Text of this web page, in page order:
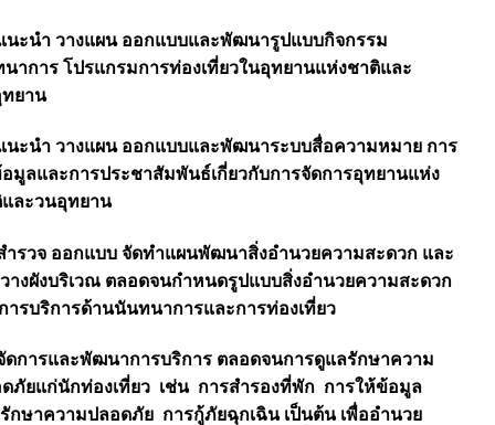
นะนำ วางแผน ออกแบบและพัฒนารูปแบบกิจกรรม
าการ โปรแกรมการท่องเที่ยวในอุทยานแห่งชาติและ
ยาน
นะนำ วางแผน ออกแบบและพัฒนาระบบสื่อความหมาย การ
มูลและการประชาสัมพันธ์เกี่ยวกับการจัดการอุทยานแห่ง
ละวนอุทยาน
ำรวจ ออกแบบ จัดทำแผนพัฒนาสิ่งอำนวยความสะดวก และ
างผังบริเวณ ตลอดจนกำหนดรูปแบบสิ่งอำนวยความสะดวก
ารบริการด้านนันทนาการและการท่องเที่ยว
ดการและพัฒนาการบริการ ตลอดจนการดูแลรักษาความ
ภัยแก่นักท่องเที่ยว เช่น การสำรองที่พัก การให้ข้อมูล
กษาความปลอดภัย การกู้ภัยฉุกเฉิน เป็นต้น เพื่ออำนวย